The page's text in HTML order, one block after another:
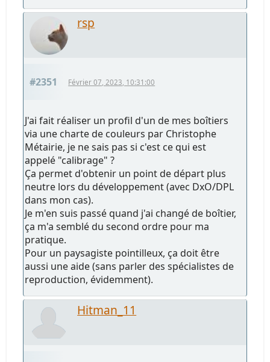
rsp
#2351 Février 07, 2023, 10:31:00
J'ai fait réaliser un profil d'un de mes boîtiers
via une charte de couleurs par Christophe
Métairie, je ne sais pas si c'est ce qui est
appelé "calibrage" ?
Ça permet d'obtenir un point de départ plus
neutre lors du développement (avec DxO/DPL
dans mon cas).
Je m'en suis passé quand j'ai changé de boîtier,
ça m'a semblé du second ordre pour ma
pratique.
Pour un paysagiste pointilleux, ça doit être
aussi une aide (sans parler des spécialistes de
reproduction, évidemment).
Hitman_11